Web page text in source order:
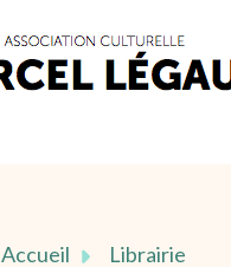
Accueil
Librairie